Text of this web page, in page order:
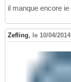
il manque encore
Zefling, le 10/04/